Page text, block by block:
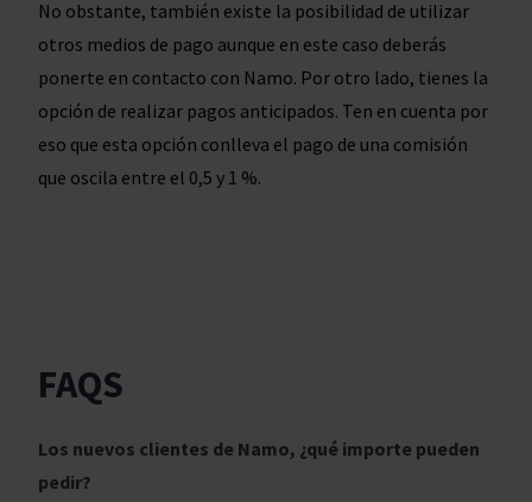
No obstante, también existe la posibilidad de utilizar
otros medios de pago aunque en este caso deberás
ponerte en contacto con Namo. Por otro lado, tienes la
opción de realizar pagos anticipados. Ten en cuenta por
eso que esta opción conlleva el pago de una comisión
que oscila entre el 0,5 y 1 %.
Los nuevos clientes de Namo, ¿qué importe pueden
pedir?
FAQS